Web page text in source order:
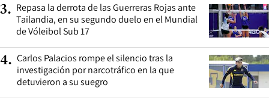
3. Repasa la derrota de las Guerreras Rojas ante
Tailandia, en su segundo duelo en el Mundial
de Vóleibol Sub 17
4. Carlos Palacios rompe el silencio tras la
investigación por narcotráfico en la que
detuvieron a su suegro